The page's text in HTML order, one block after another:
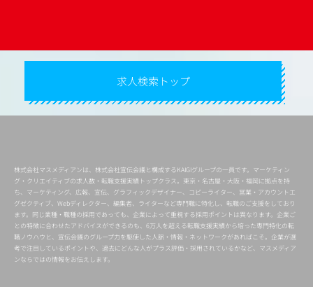
求人検索トップ
株式会社マスメディアンは、株式会社宣伝会議と構成するKAIGIグループの一員です。マーケティン
グ・クリエイティブの求人数・転職支援実績トップクラス。東京・名古屋・大阪・福岡に拠点を持
ち、マーケティング、広報、宣伝、グラフィックデザイナー、コピーライター、営業・アカウントエ
グゼクティブ、Webディレクター、編集者、ライターなど専門職に特化し、転職のご支援をしており
ます。同じ業種・職種の採用であっても、企業によって重視する採用ポイントは異なります。企業ご
との特徴に合わせたアドバイスができるのも、6万人を超える転職支援実績から培った専門特化の転
職ノウハウと、宣伝会議のグループ力を駆使した人脈・情報・ネットワークがあればこそ。企業が選
考で注目しているポイントや、過去にどんな人がプラス評価・採用されているかなど、マスメディア
ンならではの情報をお伝えします。